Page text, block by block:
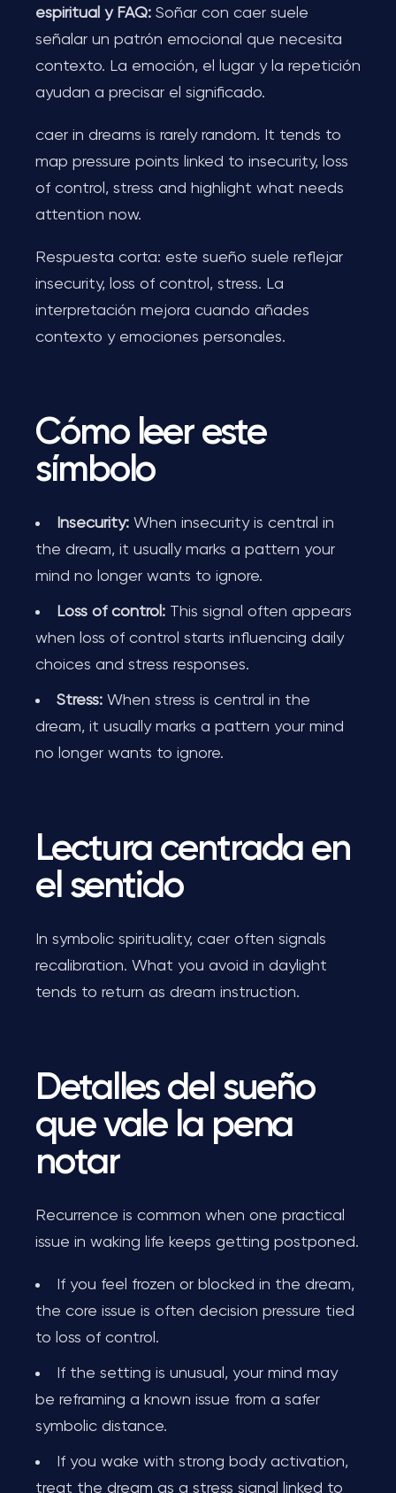
espiritual y FAQ: Soñar con caer suele
señalar un patrón emocional que necesita
contexto. La emoción, el lugar y la repetición
ayudan a precisar el significado.
caer in dreams is rarely random. It tends to
map pressure points linked to insecurity, loss
of control, stress and highlight what needs
attention now.
Respuesta corta: este sueño suele reflejar
insecurity, loss of control, stress. La
interpretación mejora cuando añades
contexto y emociones personales.
Cómo leer este
símbolo
Insecurity: When insecurity is central in
the dream, it usually marks a pattern your
mind no longer wants to ignore.
Loss of control: This signal often appears
when loss of control starts influencing daily
choices and stress responses.
Stress: When stress is central in the
dream, it usually marks a pattern your mind
no longer wants to ignore.
Lectura centrada en
el sentido
In symbolic spirituality, caer often signals
recalibration. What you avoid in daylight
tends to return as dream instruction.
Detalles del sueño
que vale la pena
notar
Recurrence is common when one practical
issue in waking life keeps getting postponed.
If you feel frozen or blocked in the dream,
the core issue is often decision pressure tied
to loss of control.
If the setting is unusual, your mind may
be reframing a known issue from a safer
symbolic distance.
If you wake with strong body activation,
treat the dream as a stress signal linked to